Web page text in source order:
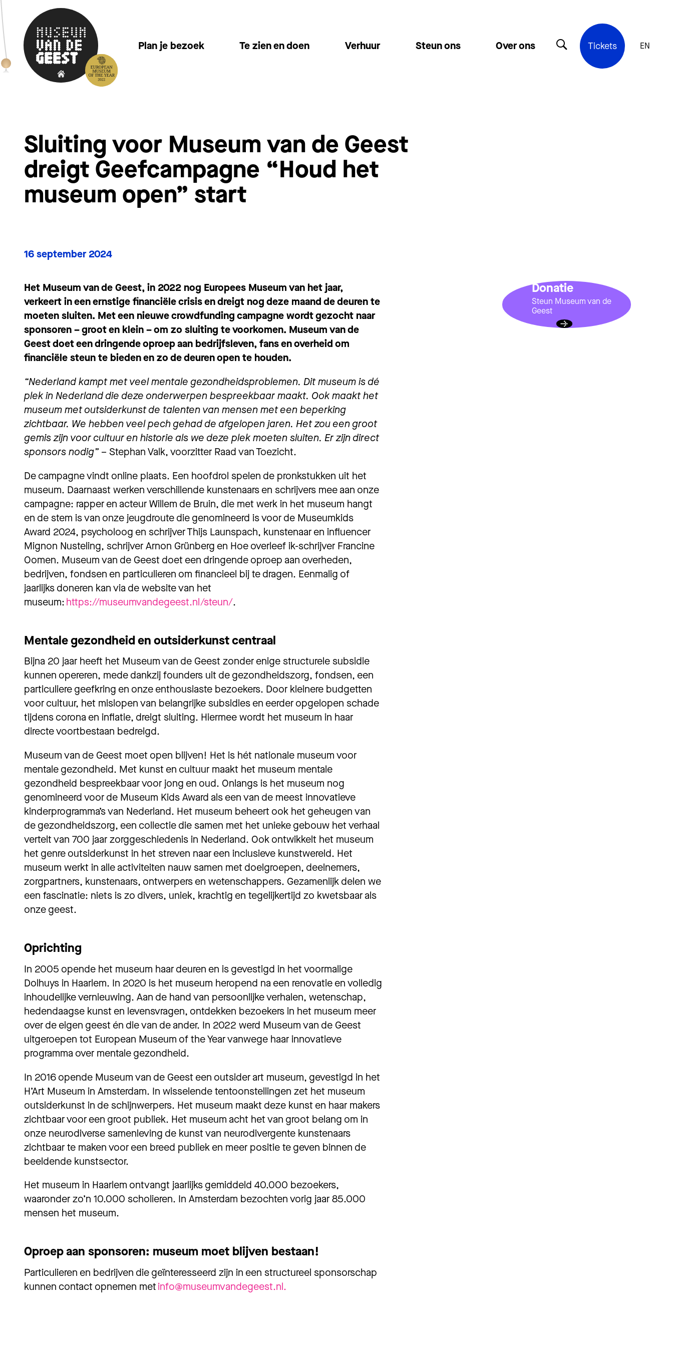
Plan je bezoek Te zien en doen Verhuur Steun ons Over ons Tickets EN
Sluiting voor Museum van de Geest
dreigt Geefcampagne “Houd het
museum open” start
16 september 2024
Het Museum van de Geest, in 2022 nog Europees Museum van het jaar,
verkeert in een ernstige financiële crisis en dreigt nog deze maand de deuren te
moeten sluiten. Met een nieuwe crowdfunding campagne wordt gezocht naar
sponsoren – groot en klein – om zo sluiting te voorkomen. Museum van de
Geest doet een dringende oproep aan bedrijfsleven, fans en overheid om
financiële steun te bieden en zo de deuren open te houden.
“Nederland kampt met veel mentale gezondheidsproblemen. Dit museum is dé
plek in Nederland die deze onderwerpen bespreekbaar maakt. Ook maakt het
museum met outsiderkunst de talenten van mensen met een beperking
zichtbaar. We hebben veel pech gehad de afgelopen jaren. Het zou een groot
gemis zijn voor cultuur en historie als we deze plek moeten sluiten. Er zijn direct
sponsors nodig”– Stephan Valk, voorzitter Raad van Toezicht.
De campagne vindt online plaats. Een hoofdrol spelen de pronkstukken uit het
museum. Daarnaastwerken verschillende kunstenaarsen schrijversmee aan onze
campagne: rapper en acteur Willem de Bruin, die met werk in het museum hangt
en de stem is van onze jeugdroutedie genomineerd is voor de Museumkids
Award 2024, psycholoog en schrijverThijs Launspach, kunstenaaren influencer
Mignon Nusteling, schrijver Arnon Grünberg en Hoe overleef ik-schrijverFrancine
Oomen. Museum van de Geest doet een dringende oproep aan overheden,
bedrijven, fondsen en particulieren om financieel bij te dragen. Eenmalig of
jaarlijks doneren kan via de website van het
museum:https://museumvandegeest.nl/steun/.
Mentale gezondheid en outsiderkunst centraal
Bijna 20 jaar heeft het Museum van de Geest zonder enige structurele subsidie
kunnen opereren, mede dankzij founders uit de gezondheidszorg, fondsen, een
particuliere geefkring en onze enthousiaste bezoekers. Door kleinere budgetten
voor cultuur, het mislopen van belangrijke subsidies en eerder opgelopen schade
tijdens corona en inflatie, dreigt sluiting. Hiermee wordt het museum in haar
directe voortbestaan bedreigd.
Museum van de Geest moet open blijven! Het is hét nationale museum voor
mentale gezondheid. Met kunst en cultuur maakt het museum mentale
gezondheid bespreekbaar voor jong en oud. Onlangs is het museum nog
genomineerd voor de Museum Kids Award als een van de meest innovatieve
kinderprogramma’s van Nederland. Het museum beheert ook het geheugen van
de gezondheidszorg, een collectie die samen met het unieke gebouw het verhaal
vertelt van 700 jaar zorggeschiedenis in Nederland. Ook ontwikkelt het museum
het genre outsiderkunst in het streven naar een inclusieve kunstwereld. Het
museum werkt in alle activiteiten nauw samen met doelgroepen, deelnemers,
zorgpartners, kunstenaars, ontwerpers en wetenschappers. Gezamenlijk delen we
een fascinatie: niets is zo divers, uniek, krachtig en tegelijkertijd zo kwetsbaar als
onze geest.
Oprichting
In 2005 opende het museum haar deuren en is gevestigd in het voormalige
Dolhuys in Haarlem. In 2020 is het museum heropend na een renovatie en volledig
inhoudelijke vernieuwing. Aan de hand van persoonlijke verhalen, wetenschap,
hedendaagse kunst en levensvragen, ontdekken bezoekers in het museum meer
over de eigen geest én die van de ander. In 2022 werd Museum van de Geest
uitgeroepen tot European Museum of the Year vanwege haar innovatieve
programma over mentale gezondheid.
In 2016 opende Museum van de Geest een outsider art museum, gevestigd in het
H’Art Museum in Amsterdam. In wisselende tentoonstellingen zet het museum
outsiderkunst in de schijnwerpers. Het museum maakt deze kunst en haar makers
zichtbaar voor een groot publiek. Het museum acht het van groot belang om in
onze neurodiverse samenleving de kunst van neurodivergente kunstenaars
zichtbaar te maken voor een breed publiek en meer positie te geven binnen de
beeldende kunstsector.
Het museum in Haarlem ontvangt jaarlijks gemiddeld 40.000 bezoekers,
waaronder zo’n 10.000 scholieren. In Amsterdam bezochten vorig jaar 85.000
mensen het museum.
Oproep aan sponsoren: museum moet blijven bestaan!
Particulieren en bedrijven die geïnteresseerd zijn in een structureel sponsorschap
kunnen contact opnemen metinfo@museumvandegeest.nl.
Donatie
Steun Museum van de
Geest